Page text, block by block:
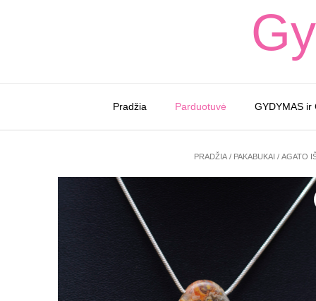
Pradžia Parduotuvė GYDYMAS ir
PRADŽIA / PAKABUKAI / AGATO